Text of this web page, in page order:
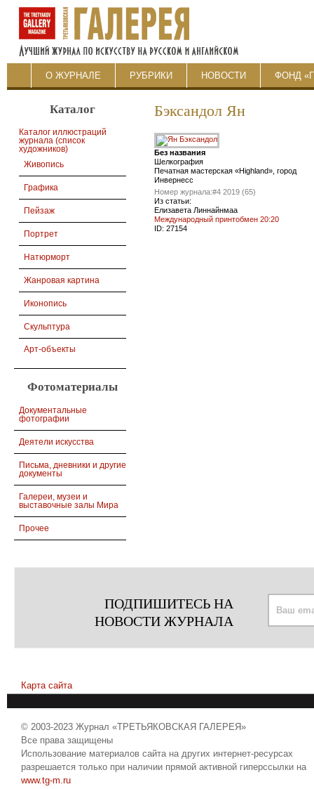
О ЖУРНАЛЕ РУБРИКИ НОВОСТИ ФОНД
Каталог
Каталог иллюстраций
журнала (список
художников)
Живопись
Графика
Пейзаж
Портрет
Натюрморт
Жанровая картина
Иконопись
Скульптура
Арт-объекты
Фотоматериалы
Документальные
фотографии
Деятели искусства
Письма, дневники и другие
документы
Галереи, музеи и
выставочные залы Мира
Прочее
Бэксандол Ян
Без названия
Шелкография
Печатная мастерская «Highland», город
Инвернесс
Номер журнала:#4 2019 (65)
Из статьи:
Елизавета Линнайнмаа
Международный принтобмен 20:20
ID: 27154
ПОДПИШИТЕСЬ НА
НОВОСТИ ЖУРНАЛА
Карта сайта
© 2003-2023 Журнал «ТРЕТЬЯКОВСКАЯ ГАЛЕРЕЯ»
Все права защищены
Использование материалов сайта на других интернет-ресурсах
разрешается только при наличии прямой активной гиперссылки на
www.tg-m.ru